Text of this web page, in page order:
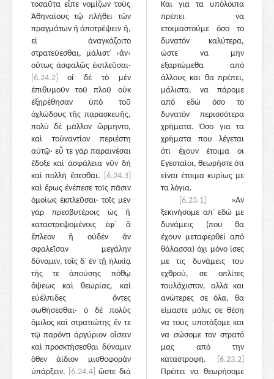
τοσαῦτα εἶπε νομίζων τοὺς
Ἀθηναίους τῷ πλήθει τῶν
πραγμάτων ἢ ἀποτρέψειν ἤ,
εἰ ἀναγκάζοιτο
στρατεύεσθαι, μάλιστ᾽ ‹ἂν›
οὕτως ἀσφαλῶς ἐκπλεῦσαι·
[6.24.2]
οἱ δὲ τὸ μὲν
ἐπιθυμοῦν τοῦ πλοῦ οὐκ
ἐξῃρέθησαν ὑπὸ τοῦ
ὀχλώδους τῆς παρασκευῆς,
πολὺ δὲ μᾶλλον ὥρμηντο,
καὶ τοὐναντίον περιέστη
αὐτῷ· εὖ τε γὰρ παραινέσαι
ἔδοξε καὶ ἀσφάλεια νῦν δὴ
καὶ πολλὴ ἔσεσθαι.
[6.24.3]
καὶ ἔρως ἐνέπεσε τοῖς πᾶσιν
ὁμοίως ἐκπλεῦσαι· τοῖς μὲν
γὰρ πρεσβυτέροις ὡς ἢ
καταστρεψομένοις ἐφ᾽ ἃ
ἔπλεον ἢ οὐδὲν ἂν
σφαλεῖσαν μεγάλην
δύναμιν, τοῖς δ᾽ ἐν τῇ ἡλικίᾳ
τῆς τε ἀπούσης πόθῳ
ὄψεως καὶ θεωρίας, καὶ
εὐέλπιδες ὄντες
σωθήσεσθαι· ὁ δὲ πολὺς
ὅμιλος καὶ στρατιώτης ἔν τε
τῷ παρόντι ἀργύριον οἴσειν
καὶ προσκτήσεσθαι δύναμιν
ὅθεν ἀίδιον μισθοφορὰν
ὑπάρξειν.
[6.24.4] ὥστε διὰ
Και για τα υπόλοιπα
πρέπει να
ετοιμαστούμε όσο το
δυνατόν καλύτερα,
ώστε να μην
εξαρτώμεθα από
άλλους και θα πρέπει,
μάλιστα, να πάρομε
από εδώ όσο το
δυνατόν περισσότερα
χρήματα. Όσο για τα
χρήματα που λέγεται
ότι έχουν έτοιμα οι
Εγεσταίοι, θεωρήστε ότι
είναι έτοιμα κυρίως με
τα λόγια.
[6.23.1] »Αν
ξεκινήσομε απ᾽ εδώ με
δυνάμεις (που θα
έχουν μεταφερθεί από
θάλασσα) όχι μόνο ίσες
με τις δυνάμεις του
εχθρού, σε οπλίτες
τουλάχιστον, αλλά και
ανώτερες σε όλα, θα
είμαστε μόλις σε θέση
να τους υποτάξομε και
να σώσομε τον στρατό
μας από την
καταστροφή.
[6.23.2]
Πρέπει να θεωρήσομε